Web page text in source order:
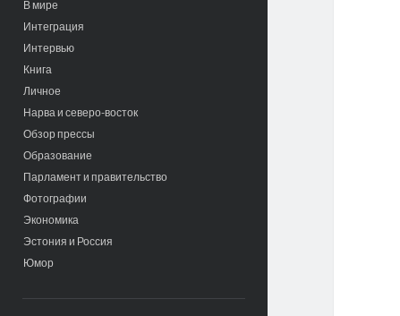
В мире
Интеграция
Интервью
Книга
Личное
Нарва и северо-восток
Обзор прессы
Образование
Парламент и правительство
Фотографии
Экономика
Эстония и Россия
Юмор